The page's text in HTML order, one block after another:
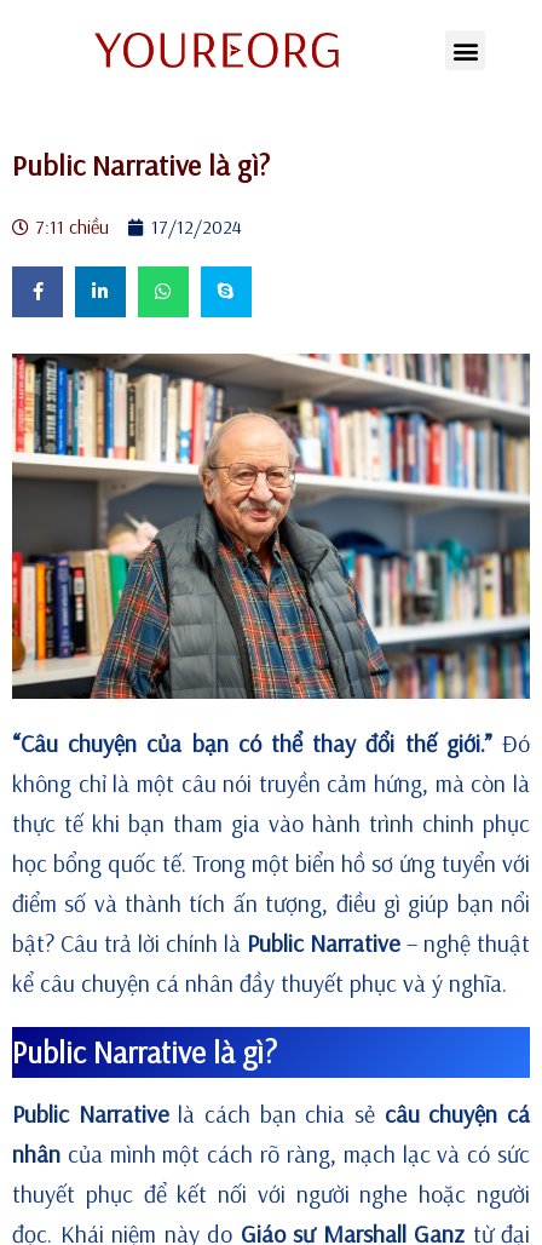
dung
Public Narrative là gì?
7:11 chiều 17/12/2024
“Câu chuyện của bạn có thể thay đổi thế giới.”Đó
không chỉ là một câu nói truyền cảm hứng, mà còn là
thực tế khi bạn tham gia vào hành trình chinh phục
học bổng quốc tế. Trong một biển hồ sơ ứng tuyển với
điểm số và thành tích ấn tượng, điều gì giúp bạn nổi
bật? Câu trả lời chính là Public Narrative – nghệ thuật
kể câu chuyện cá nhân đầy thuyết phục và ý nghĩa.
Public Narrative là gì?
Public Narrativelà cách bạn chia sẻ câu chuyện cá
nhân của mình một cách rõ ràng, mạch lạc và có sức
thuyết phục để kết nối với người nghe hoặc người
đọc. Khái niệm này do Giáo sư Marshall Ganz từ đại